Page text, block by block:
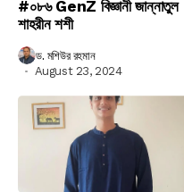
#০৮৬ GenZ বিজ্ঞানী জান্নাতুল
শাহরীন শশী
ড. মশিউর রহমান
August 23, 2024